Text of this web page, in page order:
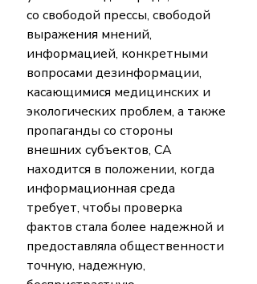
со свободой прессы, свободой
выражения мнений,
информацией, конкретными
вопросами дезинформации,
касающимися медицинских и
экологических проблем, а также
пропаганды со стороны
внешних субъектов, CA
находится в положении, когда
информационная среда
требует, чтобы проверка
фактов стала более надежной и
предоставляла общественности
точную, надежную,